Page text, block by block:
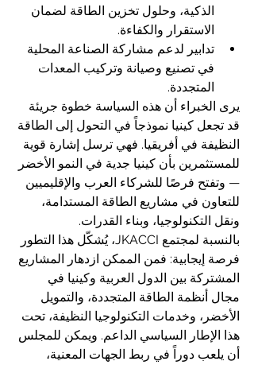
الذكية، وحلول تخزين الطاقة لضمان
الاستقرار والكفاءة.
تدابير لدعم مشاركة الصناعة المحلية
في تصنيع وصيانة وتركيب المعدات
المتجددة.
يرى الخبراء أن هذه السياسة خطوة جريئة
قد تجعل كينيا نموذجاً في التحول إلى الطاقة
النظيفة في أفريقيا. فهي ترسل إشارة قوية
للمستثمرين بأن كينيا جدية في النمو الأخضر
— وتفتح فرصًا للشركاء العرب والإقليميين
للتعاون في مشاريع الطاقة المستدامة،
ونقل التكنولوجيا، وبناء القدرات.
بالنسبة لمجتمع JKACCI، يُشكّل هذا التطور
فرصة إيجابية: فمن الممكن ازدهار المشاريع
المشتركة بين الدول العربية وكينيا في
مجال أنظمة الطاقة المتجددة، والتمويل
الأخضر، وخدمات التكنولوجيا النظيفة، تحت
هذا الإطار السياسي الداعم. ويمكن للمجلس
أن يلعب دوراً في ربط الجهات المعنية،